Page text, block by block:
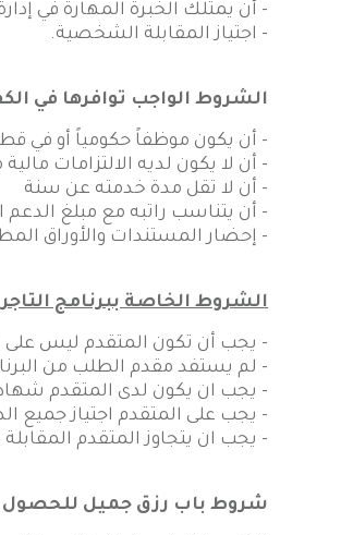
- أن يمتلك الخبرة المهارة في
- اجتياز المقابلة الشخصية.
الشروط الواجب توافرها في
- أن يكون موظفاً حكومياً أو في قطاع
- أن لا يكون لديه الالتزامات
- أن لا تقل مدة خدمته عن سنة
- أن يتناسب راتبه مع مبلغ الدعم المطلوب لا تتجاوز الالتزامات
- إحضار المستندات والأوراق
الشروط الخاصة ببرنامج التاجر
- يجب أن تكون المتقدم ليس
- لم يستفد مقدم الطلب من
- يجب ان يكون لدى المتقدم
- يجب على المتقدم اجتياز جميع
- يجب ان يتجاوز المتقدم
شروط باب رزق جميل للحصول